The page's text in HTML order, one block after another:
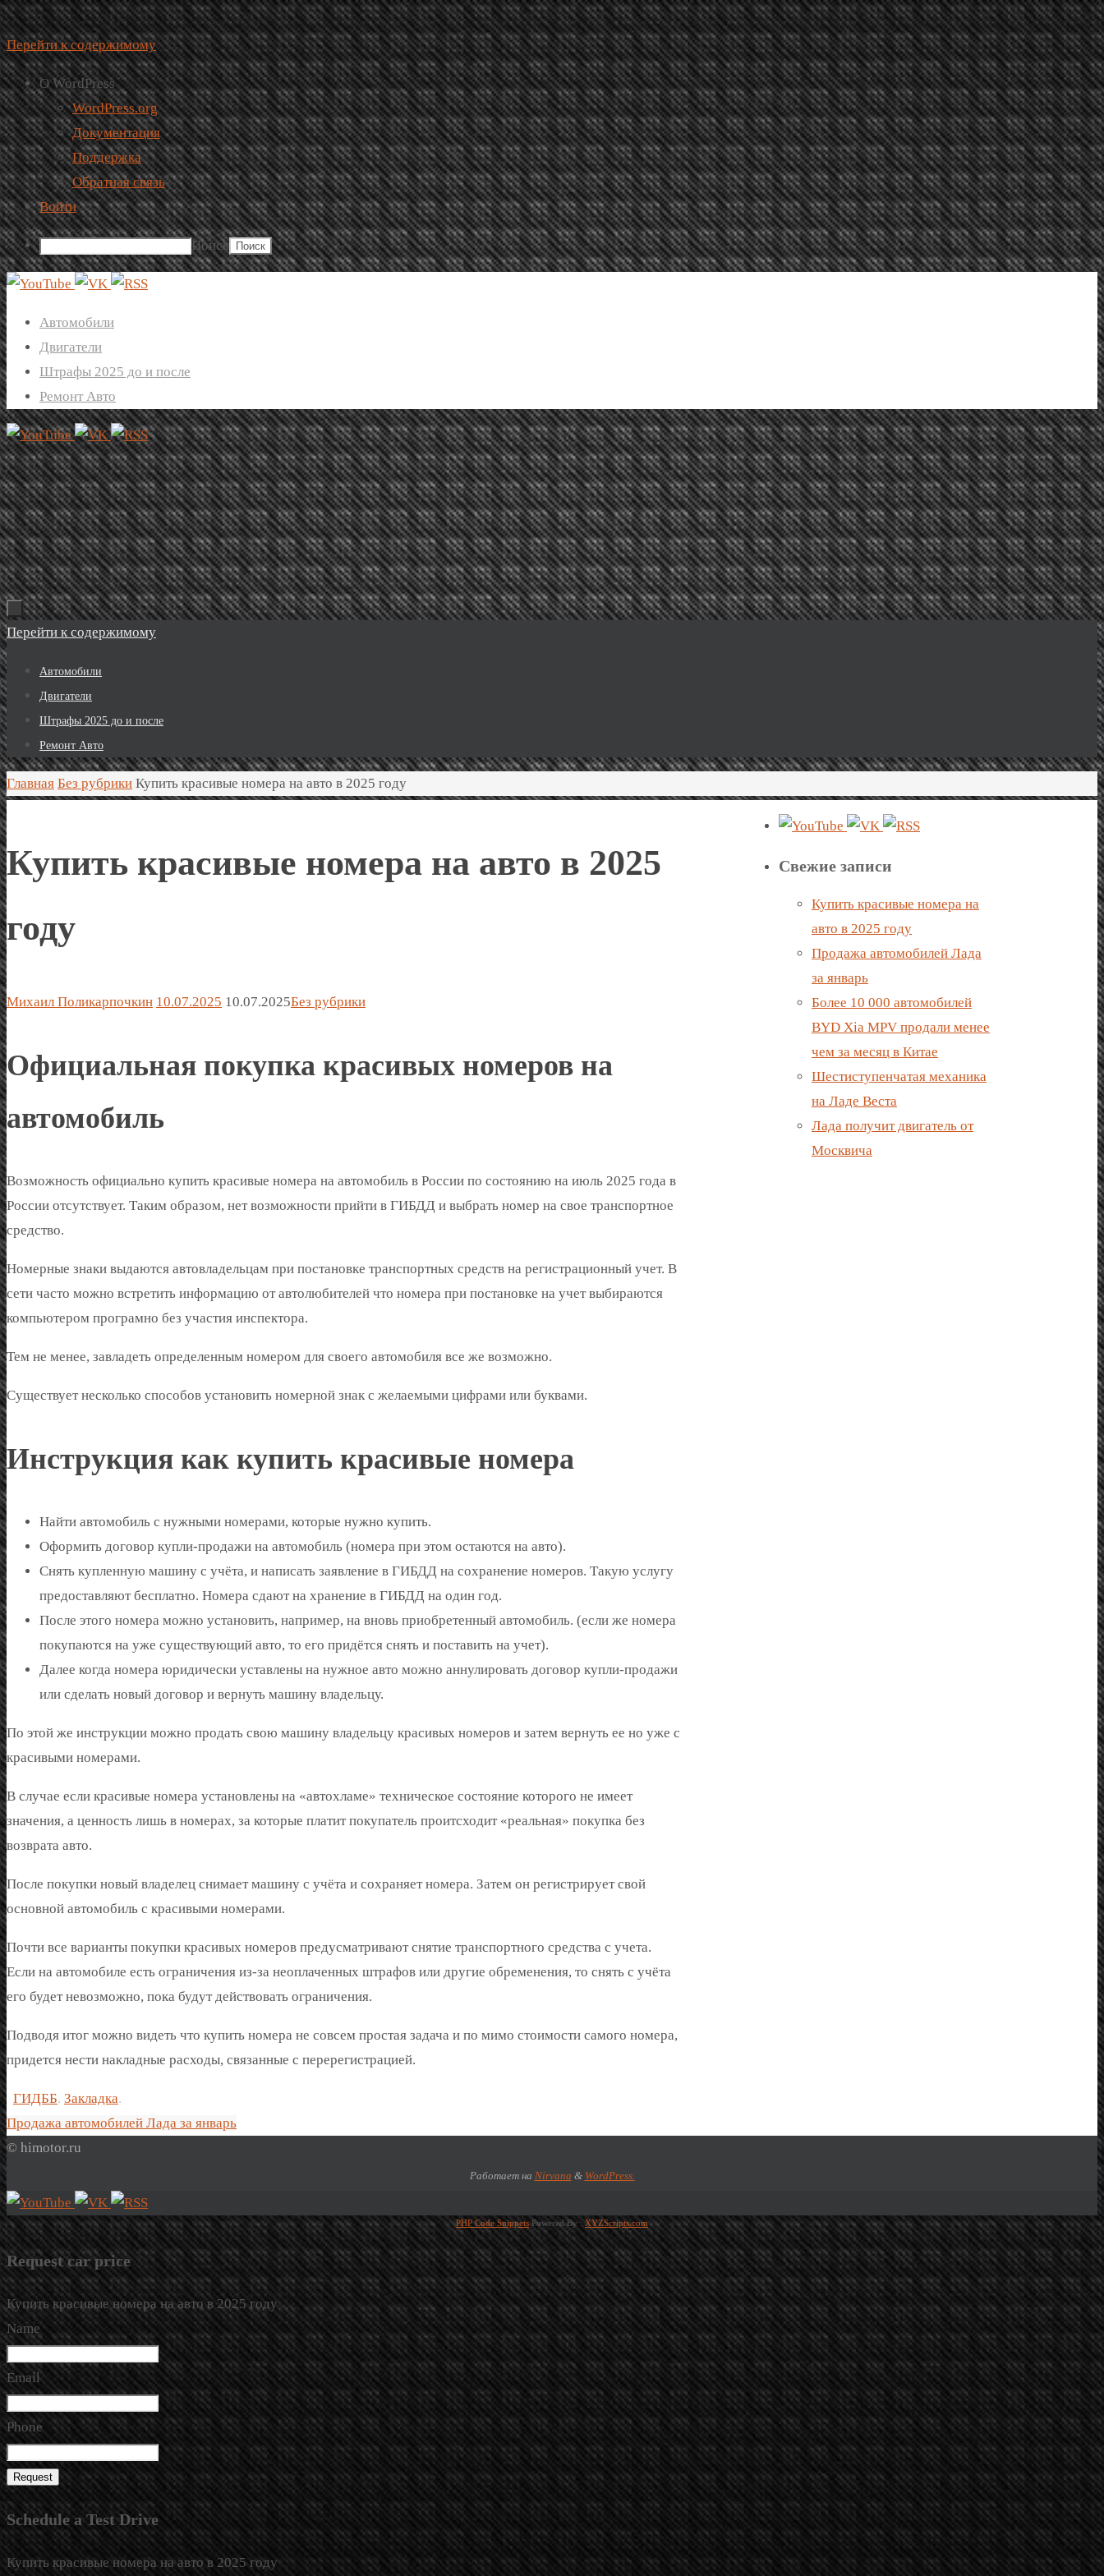
Перейти к содержимому
О WordPress
WordPress.org
Документация
Поддержка
Обратная связь
Войти
Поиск
Автомобили
Двигатели
Штрафы 2025 до и после
Ремонт Авто
Перейти к содержимому
Автомобили
Двигатели
Штрафы 2025 до и после
Ремонт Авто
Главная Без рубрики Купить красивые номера на авто в 2025 году
Купить красивые номера на авто в 2025
году
Михаил Поликарпочкин 10.07.2025 10.07.2025Без рубрики
Официальная покупка красивых номеров на
автомобиль
Возможность официально купить красивые номера на автомобиль в России по состоянию на июль 2025 года в
России отсутствует. Таким образом, нет возможности прийти в ГИБДД и выбрать номер на свое транспортное
средство.
Номерные знаки выдаются автовладельцам при постановке транспортных средств на регистрационный учет. В
сети часто можно встретить информацию от автолюбителей что номера при постановке на учет выбираются
компьютером програмно без участия инспектора.
Тем не менее, завладеть определенным номером для своего автомобиля все же возможно.
Существует несколько способов установить номерной знак с желаемыми цифрами или буквами.
Инструкция как купить красивые номера
Найти автомобиль с нужными номерами, которые нужно купить.
Оформить договор купли-продажи на автомобиль (номера при этом остаются на авто).
Снять купленную машину с учёта, и написать заявление в ГИБДД на сохранение номеров. Такую услугу
предоставляют бесплатно. Номера сдают на хранение в ГИБДД на один год.
После этого номера можно установить, например, на вновь приобретенный автомобиль. (если же номера
покупаются на уже существующий авто, то его придётся снять и поставить на учет).
Далее когда номера юридически уставлены на нужное авто можно аннулировать договор купли-продажи
или сделать новый договор и вернуть машину владельцу.
По этой же инструкции можно продать свою машину владельцу красивых номеров и затем вернуть ее но уже с
красивыми номерами.
В случае если красивые номера установлены на «автохламе» техническое состояние которого не имеет
значения, а ценность лишь в номерах, за которые платит покупатель проитсходит «реальная» покупка без
возврата авто.
После покупки новый владелец снимает машину с учёта и сохраняет номера. Затем он регистрирует свой
основной автомобиль с красивыми номерами.
Почти все варианты покупки красивых номеров предусматривают снятие транспортного средства с учета.
Если на автомобиле есть ограничения из-за неоплаченных штрафов или другие обременения, то снять с учёта
его будет невозможно, пока будут действовать ограничения.
Подводя итог можно видеть что купить номера не совсем простая задача и по мимо стоимости самого номера,
придется нести накладные расходы, связанные с перерегистрацией.
ГИДББ. Закладка.
Продажа автомобилей Лада за январь
Свежие записи
Купить красивые номера на
авто в 2025 году
Продажа автомобилей Лада
за январь
Более 10 000 автомобилей
BYD Xia MPV продали менее
чем за месяц в Китае
Шестиступенчатая механика
на Ладе Веста
Лада получит двигатель от
Москвича
© himotor.ru
Работает на Nirvana & WordPress.
PHP Code SnippetsPowered By : XYZScripts.com
Request car price
Купить красивые номера на авто в 2025 году
Name
Email
Phone
Request
Schedule a Test Drive
Купить красивые номера на авто в 2025 году